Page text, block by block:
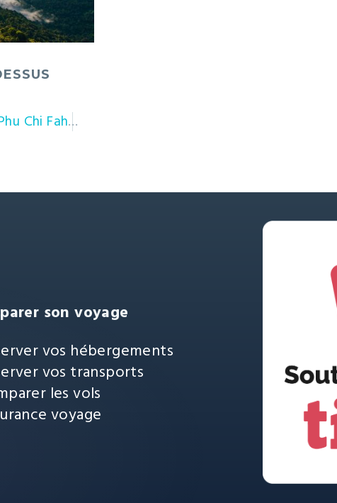
Chi Fah
son voyage
vos hébergements
vos transports
les vols
voyage